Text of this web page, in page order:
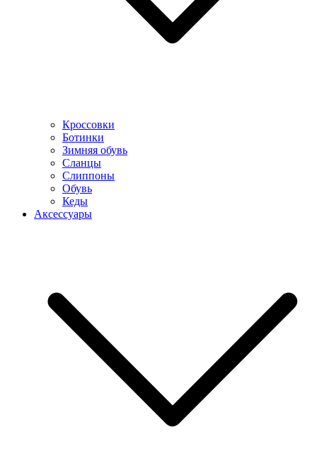
Кроссовки
Ботинки
Зимняя обувь
Сланцы
Слиппоны
Обувь
Кеды
Аксессуары